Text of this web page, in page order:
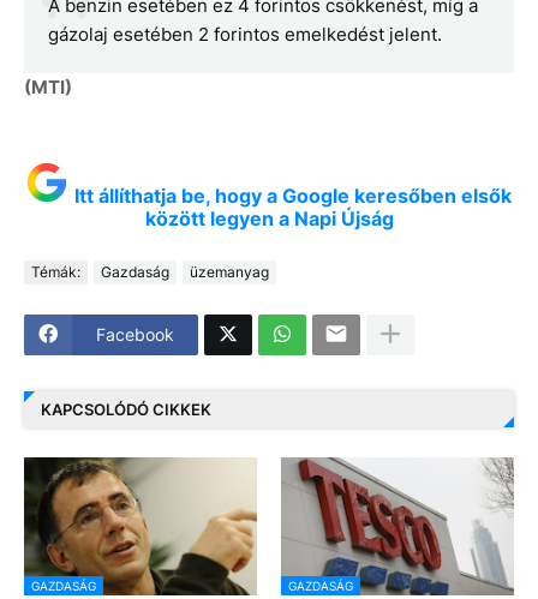
A benzin esetében ez 4 forintos csökkenést, míg a
gázolaj esetében 2 forintos emelkedést jelent.
(MTI)
Itt állíthatja be, hogy a Google keresőben elsők
között legyen a Napi Újság
Témák: Gazdaság üzemanyag
Facebook
KAPCSOLÓDÓ CIKKEK
GAZDASÁG GAZDASÁG